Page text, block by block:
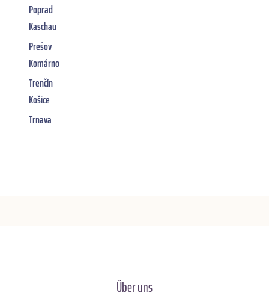
Poprad
Kaschau
Prešov
Komárno
Trenčín
Košice
Trnava
Über uns